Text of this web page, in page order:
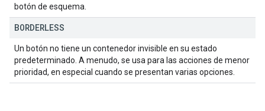
botón de esquema.
BORDERLESS
Un botón no tiene un contenedor invisible en su estado
predeterminado. A menudo, se usa para las acciones de menor
prioridad, en especial cuando se presentan varias opciones.